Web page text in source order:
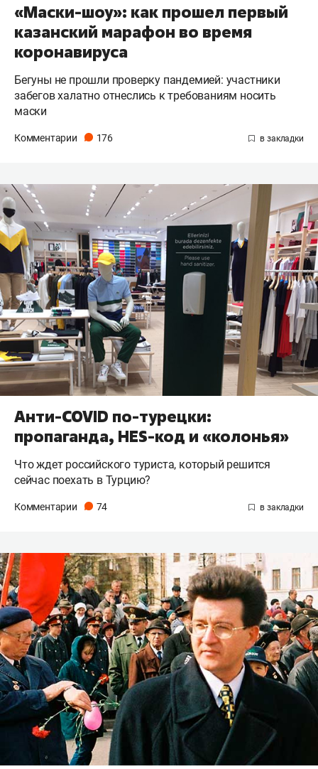
«Маски-шоу»: как прошел первый
казанский марафон во время
коронавируса
Бегуны не прошли проверку пандемией: участники
забегов халатно отнеслись к требованиям носить
маски
Комментарии 176
Анти-COVID по-турецки:
пропаганда, HES-код и «колонья»
Что ждет российского туриста, который решится
сейчас поехать в Турцию?
Комментарии 74